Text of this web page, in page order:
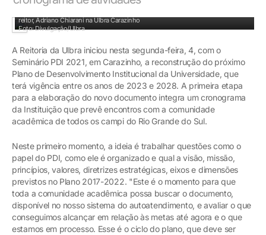
reitor, Adriano Chiarani na Ulbra Carazinho
Foto: Divulgação/Ulbra
A Reitoria da Ulbra iniciou nesta segunda-feira, 4, com o
Seminário PDI 2021, em Carazinho, a reconstrução do próximo
Plano de Desenvolvimento Institucional da Universidade, que
terá vigência entre os anos de 2023 e 2028. A primeira etapa
para a elaboração do novo documento integra um cronograma
da Instituição que prevê encontros com a comunidade
acadêmica de todos os campi do Rio Grande do Sul.
Neste primeiro momento, a ideia é trabalhar questões como o
papel do PDI, como ele é organizado e qual a visão, missão,
princípios, valores, diretrizes estratégicas, eixos e dimensões
previstos no Plano 2017-2022. "Este é o momento para que
toda a comunidade acadêmica possa buscar o documento,
disponível no nosso sistema do autoatendimento, e avaliar o que
conseguimos alcançar em relação às metas até agora e o que
estamos em processo. Esse é o ciclo do plano, que deve ser